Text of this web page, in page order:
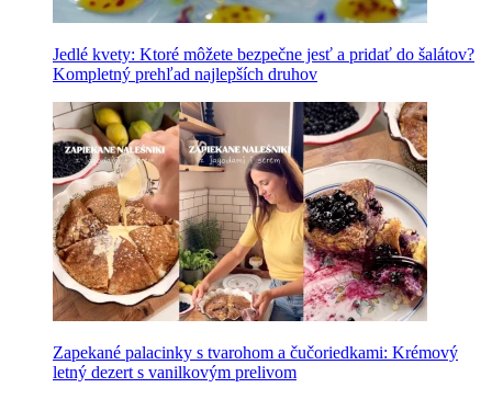
Jedlé kvety: Ktoré môžete bezpečne jesť a pridať do šalátov?
Kompletný prehľad najlepších druhov
Zapekané palacinky s tvarohom a čučoriedkami: Krémový
letný dezert s vanilkovým prelivom